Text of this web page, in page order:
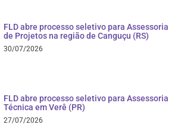
FLD abre processo seletivo para Assessoria
de Projetos na região de Canguçu (RS)
30/07/2026
FLD abre processo seletivo para Assessoria
Técnica em Verê (PR)
27/07/2026